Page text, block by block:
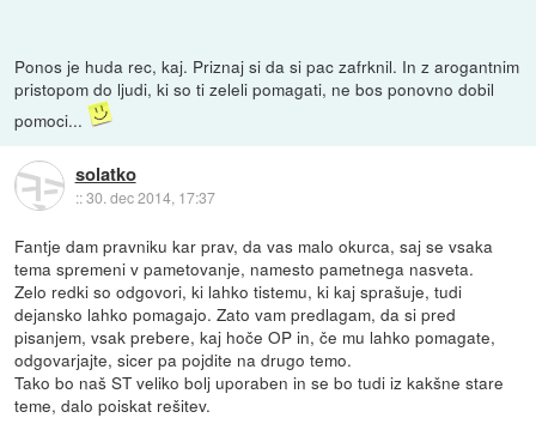
Ponos je huda rec, kaj. Priznaj si da si pac zafrknil. In z arogantnim
pristopom do ljudi, ki so ti zeleli pomagati, ne bos ponovno dobil
pomoci...
solatko
::30. dec 2014, 17:37
Fantje dam pravniku kar prav, da vas malo okurca, saj se vsaka
tema spremeni v pametovanje, namesto pametnega nasveta.
Zelo redki so odgovori, ki lahko tistemu, ki kaj sprašuje, tudi
dejansko lahko pomagajo. Zato vam predlagam, da si pred
pisanjem, vsak prebere, kaj hoče OP in, če mu lahko pomagate,
odgovarjajte, sicer pa pojdite na drugo temo.
Tako bo naš ST veliko bolj uporaben in se bo tudi iz kakšne stare
teme, dalo poiskat rešitev.